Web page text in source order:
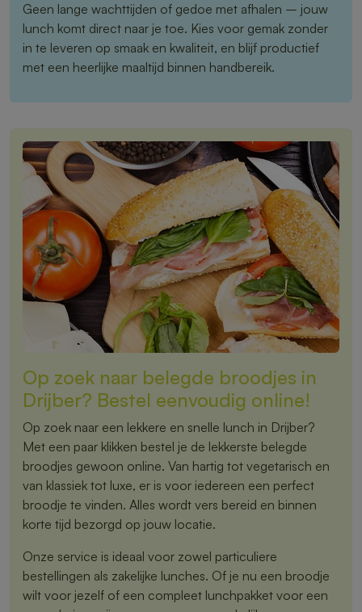
Geen lange wachttijden of gedoe met afhalen – jouw
lunch komt direct naar je toe. Kies voor gemak zonder
in te leveren op smaak en kwaliteit, en blijf productief
met een heerlijke maaltijd binnen handbereik.
Op zoek naar belegde broodjes in
Drijber? Bestel eenvoudig online!
Op zoek naar een lekkere en snelle lunch in Drijber?
Met een paar klikken bestel je de lekkerste belegde
broodjes gewoon online. Van hartig tot vegetarisch en
van klassiek tot luxe, er is voor iedereen een perfect
broodje te vinden. Alles wordt vers bereid en binnen
korte tijd bezorgd op jouw locatie.
Onze service is ideaal voor zowel particuliere
bestellingen als zakelijke lunches. Of je nu een broodje
wilt voor jezelf of een compleet lunchpakket voor een